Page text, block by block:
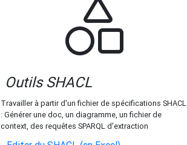
Outils SHACL
Travailler à partir d'un fichier de spécifications SHACL
: Générer une doc, un diagramme, un fichier de
context, des requêtes SPARQL d'extraction